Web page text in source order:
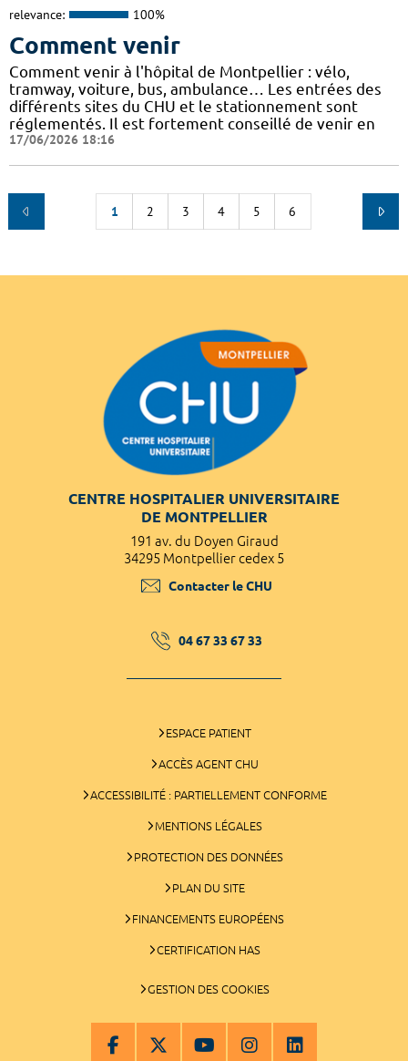
relevance: 100%
Comment venir
Comment venir à l'hôpital de Montpellier : vélo,
tramway, voiture, bus, ambulance… Les entrées des
différents sites du CHU et le stationnement sont
réglementés. Il est fortement conseillé de venir en
17/06/2026 18:16
1 2 3 4 5 6
CENTRE HOSPITALIER UNIVERSITAIRE
DE MONTPELLIER
191 av. du Doyen Giraud
34295 Montpellier cedex 5
Contacter le CHU
04 67 33 67 33
ESPACE PATIENT
ACCÈS AGENT CHU
ACCESSIBILITÉ : PARTIELLEMENT CONFORME
MENTIONS LÉGALES
PROTECTION DES DONNÉES
PLAN DU SITE
FINANCEMENTS EUROPÉENS
CERTIFICATION HAS
GESTION DES COOKIES